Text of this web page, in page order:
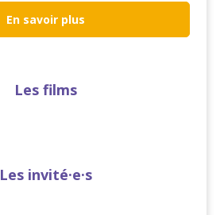
En savoir plus
Les films
Les invité·e·s